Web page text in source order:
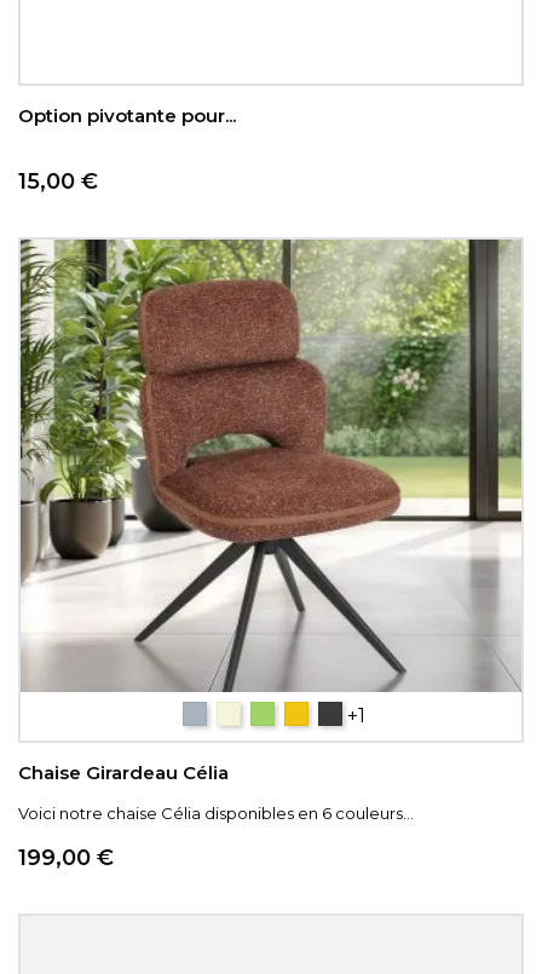
Option pivotante pour...
Prix
15,00 €
Jaunegris anthracite
+1
Chaise Girardeau Célia
Voici notre chaise Célia disponibles en 6 couleurs...
Prix
199,00 €